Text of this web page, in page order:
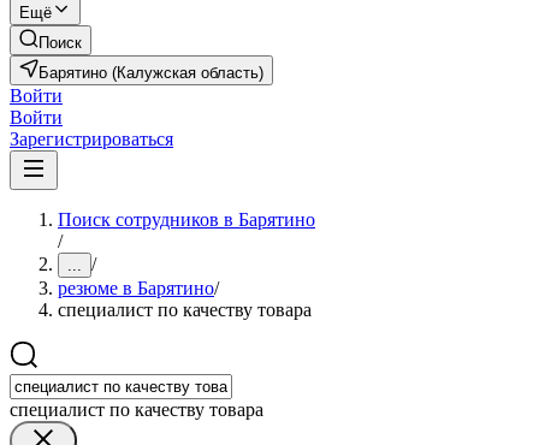
Ещё
Поиск
Барятино (Калужская область)
Войти
Войти
Зарегистрироваться
Поиск сотрудников в Барятино
/
... /
резюме в Барятино/
специалист по качеству товара
специалист по качеству товара